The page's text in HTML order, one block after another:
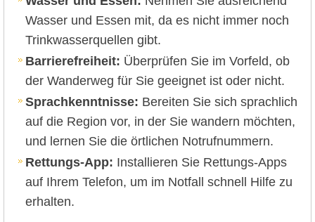
Wasser und Essen mit, da es nicht immer noch
Trinkwasserquellen gibt.
Barrierefreiheit: Überprüfen Sie im Vorfeld, ob
der Wanderweg für Sie geeignet ist oder nicht.
Sprachkenntnisse: Bereiten Sie sich sprachlich
auf die Region vor, in der Sie wandern möchten,
und lernen Sie die örtlichen Notrufnummern.
Rettungs-App: Installieren Sie Rettungs-Apps
auf Ihrem Telefon, um im Notfall schnell Hilfe zu
erhalten.